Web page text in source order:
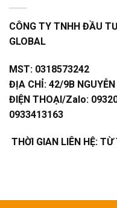
CÔNG TY TNHH ĐẦU
GLOBAL
MST: 0318573242
ĐỊA CHỈ: 42/9B NGUYỄN
ĐIỆN THOẠI/Zalo:
0933413163
THỜI GIAN LIÊN HỆ: